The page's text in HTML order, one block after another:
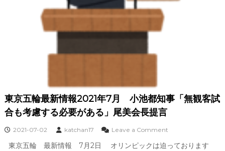
東京五輪最新情報2021年7月 小池都知事「無観客試
合も考慮する必要がある」尾美会長提言
2021-07-02 katchan17 Leave a Commento
東
東京五輪 最新情報 7月2日 オリンピックは迫っております